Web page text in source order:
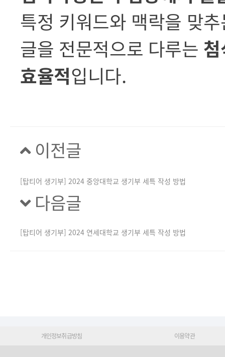
특정 키워드와 맥락을 맞
글을 전문적으로 다루는
효율적입니다.
이전글
[탑티어 생기부] 2024 중앙대학교 생기부 세특 작성 방법
다음글
[탑티어 생기부] 2024 연세대학교 생기부 세특 작성 방법
개인정보취급방침 이용약관